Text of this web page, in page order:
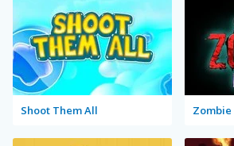
Shoot Them All Zombie